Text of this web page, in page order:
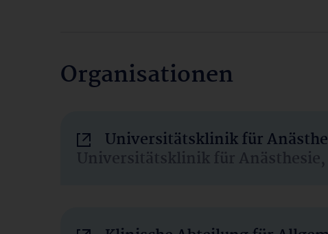
Organisationen
Universitätsklinik für
Universitätsklinik für